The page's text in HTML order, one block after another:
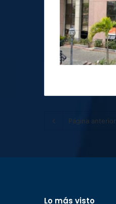
Página anterior
Lo más visto